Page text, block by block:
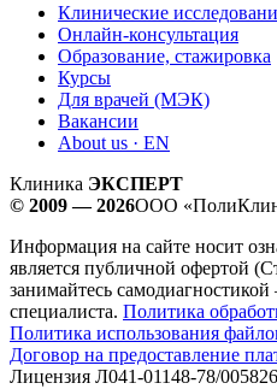
Клинические
Онлайн-консультация
Образование, стажировка
Курсы
Для врачей (МЭК)
Вакансии
About us · EN
Клиника ЭКСПЕРТ
© 2009 — 2026ООО
Информация на сайте носит
является публичной офертой
занимайтесь
специалиста. Политика
Политика использования
Договор на предоставление
Лицензия Л041-01148-78/